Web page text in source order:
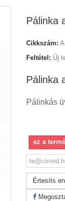
Pálinka
Cikkszám:
Feltétel: Új
Pálinka
Pálinkás
ez a
Értesíts